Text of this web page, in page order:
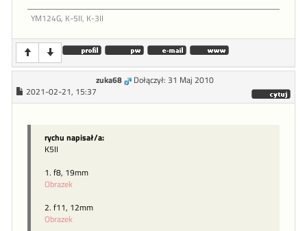
YM124G, K-5II, K-3II
zuka68
Dołączył: 31 Maj 2010
2021-02-21, 15:37
rychu napisał/a:
K5II
1. f8, 19mm
Obrazek
2. f11, 12mm
Obrazek